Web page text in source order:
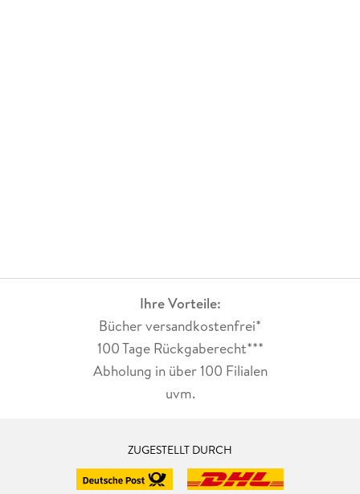
Ihre Vorteile:
Bücher versandkostenfrei*
100 Tage Rückgaberecht***
Abholung in über 100 Filialen
uvm.
ZUGESTELLT DURCH